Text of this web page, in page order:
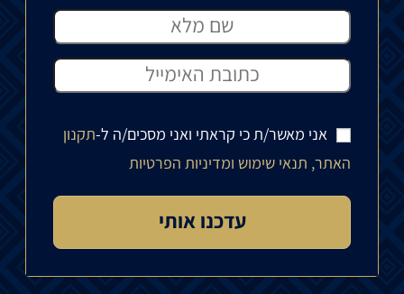
אני מאשר/ת כי קראתי ואני מסכים/ה ל-תקנון
האתר, תנאי שימוש ומדיניות הפרטיות